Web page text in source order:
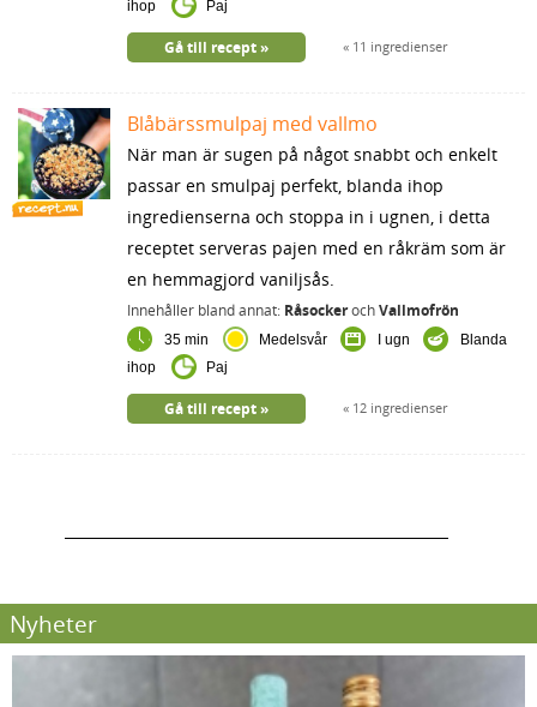
ihop Paj
11 ingredienser
Gå till recept
Blåbärssmulpaj med vallmo
När man är sugen på något snabbt och enkelt
passar en smulpaj perfekt, blanda ihop
ingredienserna och stoppa in i ugnen, i detta
receptet serveras pajen med en råkräm som är
en hemmagjord vaniljsås.
Innehåller bland annat: RåsockerochVallmofrön
35 min Medelsvår I ugn
Blanda
ihop
Paj
12 ingredienser
Gå till recept
Nyheter